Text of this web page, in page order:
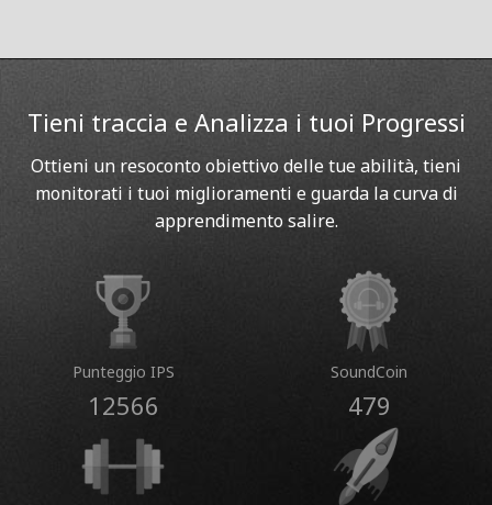
Tieni traccia e Analizza i tuoi Progressi
Ottieni un resoconto obiettivo delle tue abilità, tieni
monitorati i tuoi miglioramenti e guarda la curva di
apprendimento salire.
Punteggio IPS
12566
SoundCoin
479